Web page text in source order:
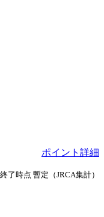
ポイント詳細
了時点 暫定（JRCA集計）